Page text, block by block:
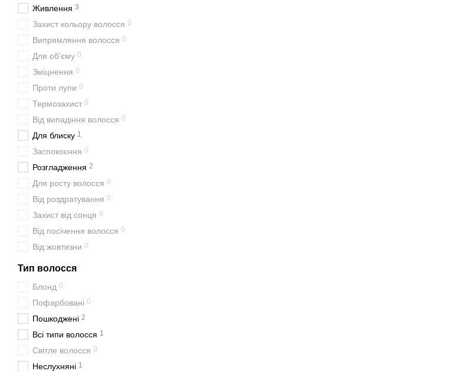
Живлення 3
Захист кольору волосся 0
Випрямляння волосся 0
Для об'єму 0
Зміцнення 0
Проти лупи 0
Термозахист 0
Від випадіння волосся 0
Для блиску 1
Заспокоєння 0
Розгладження 2
Для росту волосся 0
Від роздратування 0
Захист від сонця 0
Від посічення волосся 0
Від жовтизни 0
Тип волосся
Блонд 0
Пофарбовані 0
Пошкоджені 2
Всі типи волосся 1
Світле волосся 0
Неслухняні 1